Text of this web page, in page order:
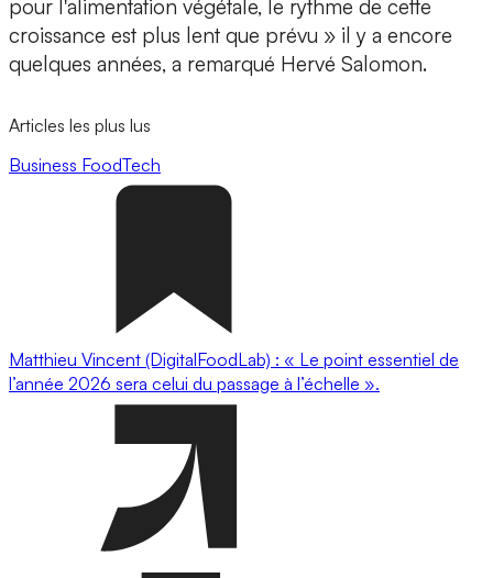
pour l'alimentation végétale, le rythme de cette
croissance est plus lent que prévu » il y a encore
quelques années, a remarqué Hervé Salomon.
Articles les plus lus
Business FoodTech
Matthieu Vincent (DigitalFoodLab) : « Le point essentiel de
l’année 2026 sera celui du passage à l’échelle ».